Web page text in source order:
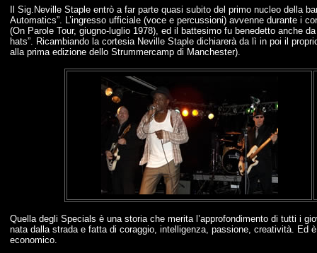
Il Sig.Neville Staple entrò a far parte quasi subito del primo nucleo della
Automatics”. L’ingresso ufficiale (voce e percussioni) avvenne durante i
(On Parole Tour, giugno-luglio 1978), ed il battesimo fu benedetto anche
hats”. Ricambiando la cortesia Neville Staple dichiarerà da lì in poi il
alla prima edizione dello Strummercamp di Manchester).
Quella degli Specials è una storia che merita l’approfondimento di tutti i
nata dalla strada e fatta di coraggio, intelligenza, passione, creatività.
economico.